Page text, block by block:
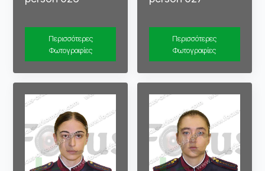
Περισσότερες
Φωτογραφίες
Περισσότερες
Φωτογραφίες